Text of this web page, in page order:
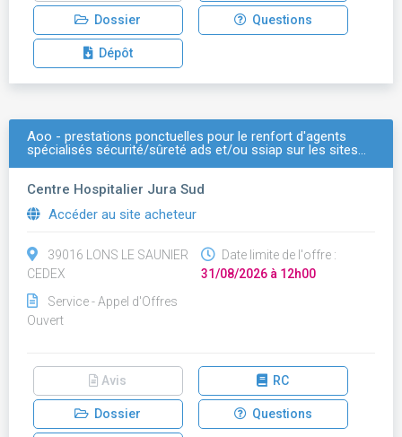
Dossier Questions
Dépôt
Aoo - prestations ponctuelles pour le renfort d'agents
spécialisés sécurité/sûreté ads et/ou ssiap sur les sites…
Centre Hospitalier Jura Sud
Accéder au site acheteur
39016 LONS LE SAUNIER
CEDEX
Service - Appel d'Offres
Ouvert
Date limite de l'offre :
31/08/2026 à 12h00
Avis RC
Dossier Questions